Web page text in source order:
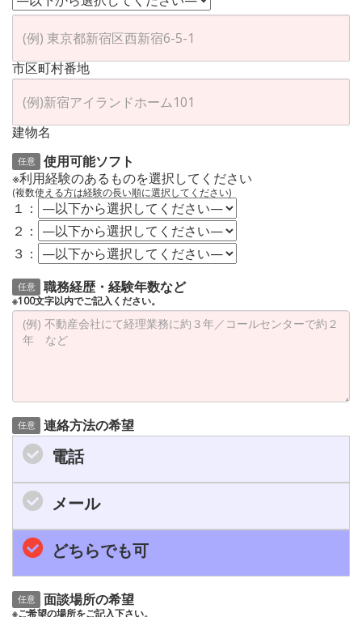
市区町村番地
建物名
任意
使用可能ソフト
※利用経験のあるものを選択してください
(複数使える方は経験の長い順に選択してください)
１：
２：
３：
任意 職務経歴・経験年数など
※100文字以内でご記入ください。
任意 連絡方法の希望
電話
メール
どちらでも可
任意 面談場所の希望
※ご希望の場所をご記入下さい。